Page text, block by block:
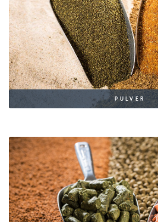
PULVER